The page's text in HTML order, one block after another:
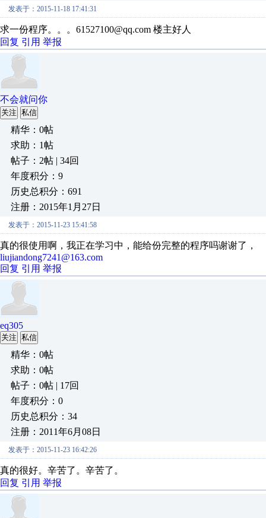
发表于：2015-11-18 17:41:31
求一份程序。。。61527100@qq.com 楼主好人
回复 引用 举报
不会就问你
关注 私信
精华：0帖
求助：1帖
帖子：2帖 | 34回
年度积分：9
历史总积分：691
注册：2015年1月27日
发表于：2015-11-23 15:41:58
真的很使用啊，我正在学习中，能给份完整的程序吗谢谢了，
liujiandong7241@163.com
回复 引用 举报
eq305
关注 私信
精华：0帖
求助：0帖
帖子：0帖 | 17回
年度积分：0
历史总积分：34
注册：2011年6月08日
发表于：2015-11-23 16:42:26
真的很好。辛苦了。辛苦了。
回复 引用 举报